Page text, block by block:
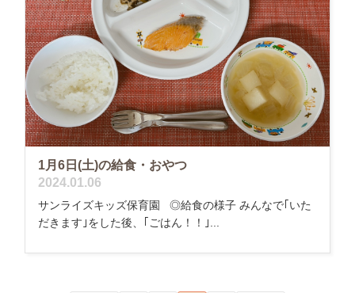
1月6日(土)の給食・おやつ
2024.01.06
サンライズキッズ保育園 ◎給食の様子 みんなで｢いた
だきます｣をした後、｢ごはん！！｣...